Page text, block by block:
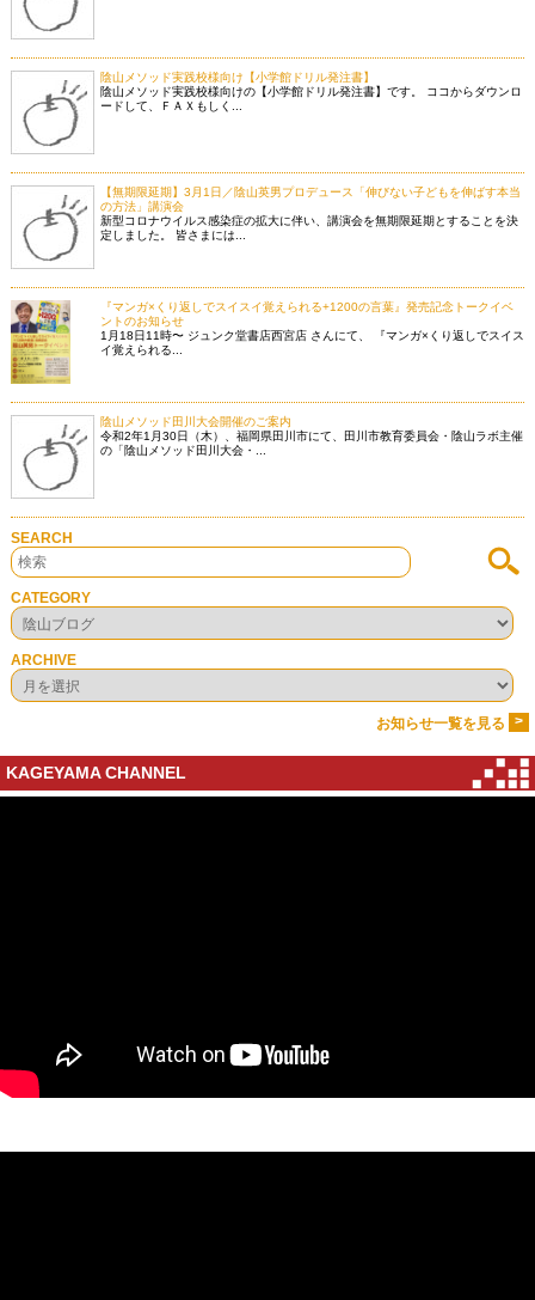
陰山メソッド実践校様向け【小学館ドリル発注書】
陰山メソッド実践校様向けの【小学館ドリル発注書】です。 ココからダウンロ
ードして、ＦＡＸもしく...
【無期限延期】3月1日／陰山英男プロデュース「伸びない子どもを伸ばす本当
の方法」講演会
新型コロナウイルス感染症の拡大に伴い、講演会を無期限延期とすることを決
定しました。 皆さまには...
『マンガ×くり返しでスイスイ覚えられる+1200の言葉』発売記念トークイベ
ントのお知らせ
1月18日11時〜 ジュンク堂書店西宮店 さんにて、 『マンガ×くり返しでスイス
イ覚えられる...
陰山メソッド田川大会開催のご案内
令和2年1月30日（木）、福岡県田川市にて、田川市教育委員会・陰山ラボ主催
の「陰山メソッド田川大会・...
SEARCH
CATEGORY
ARCHIVE
お知らせ一覧を見る >
KAGEYAMA CHANNEL